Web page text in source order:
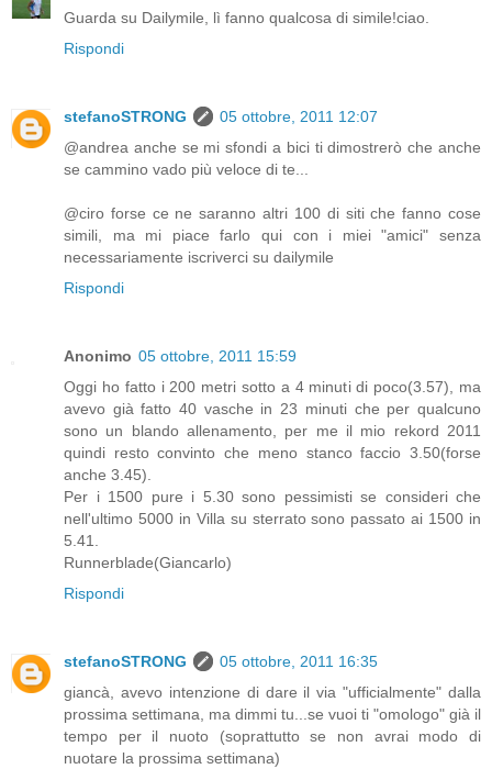
Guarda su Dailymile, lì fanno qualcosa di simile!ciao.
Rispondi
stefanoSTRONG
05 ottobre, 2011 12:07
@andrea anche se mi sfondi a bici ti dimostrerò che anche
se cammino vado più veloce di te...
@ciro forse ce ne saranno altri 100 di siti che fanno cose
simili, ma mi piace farlo qui con i miei "amici" senza
necessariamente iscriverci su dailymile
Rispondi
Anonimo 05 ottobre, 2011 15:59
Oggi ho fatto i 200 metri sotto a 4 minuti di poco(3.57), ma
avevo già fatto 40 vasche in 23 minuti che per qualcuno
sono un blando allenamento, per me il mio rekord 2011
quindi resto convinto che meno stanco faccio 3.50(forse
anche 3.45).
Per i 1500 pure i 5.30 sono pessimisti se consideri che
nell'ultimo 5000 in Villa su sterrato sono passato ai 1500 in
5.41.
Runnerblade(Giancarlo)
Rispondi
stefanoSTRONG
05 ottobre, 2011 16:35
giancà, avevo intenzione di dare il via "ufficialmente" dalla
prossima settimana, ma dimmi tu...se vuoi ti "omologo" già il
tempo per il nuoto (soprattutto se non avrai modo di
nuotare la prossima settimana)